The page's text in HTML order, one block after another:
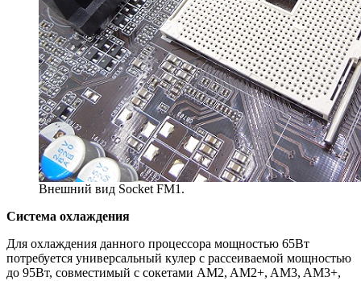
Внешний вид Socket FM1.
Система охлаждения
Для охлаждения данного процессора мощностью 65Вт
потребуется универсальный кулер с рассеиваемой мощностью
до 95Вт, совместимый с сокетами AM2, AM2+, AM3, AM3+,